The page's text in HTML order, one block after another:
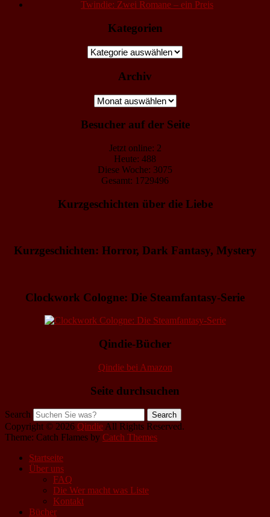
Twindie: Zwei Romane – ein Preis
Kategorien
Kategorien
Archiv
Archiv
Besucher auf der Seite
Jetzt online: 2
Heute: 488
Diese Woche: 3075
Gesamt: 1729496
Kurzgeschichten über die Liebe
Kurzgeschichten: Horror, Dark Fantasy, Mystery
Clockwork Cologne: Die Steamfantasy-Serie
Qindie-Bücher
Qindie bei Amazon
Seite durchsuchen
Search
Copyright © 2026 Qindie All Rights Reserved.
Theme: Catch Flames by Catch Themes
Startseite
Über uns
FAQ
Die Wer macht was Liste
Kontakt
Bücher